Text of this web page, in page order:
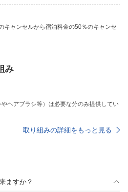
キャンセルから宿泊料金の50％のキャンセ
み
ヘアブラシ等）は必要な分のみ提供してい
取り組みの詳細をもっと見る
ますか？